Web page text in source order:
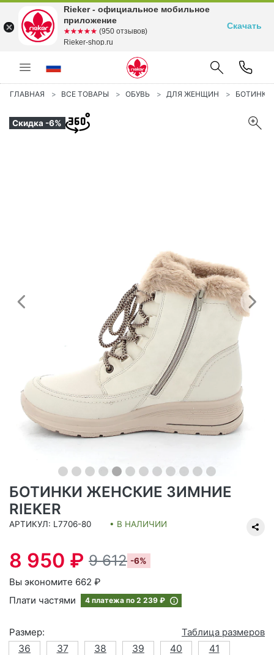
ГЛАВНАЯ ВСЕ ТОВАРЫ ОБУВЬ ДЛЯ ЖЕНЩИН БОТИНКИ
Скидка -6%
Предыдущий
БОТИНКИ ЖЕНСКИЕ ЗИМНИЕ
RIEKER
АРТИКУЛ: L7706-80 • В НАЛИЧИИ
8 950 ₽ 9 612 -6%
Вы экономите 662 ₽
Плати частями
4 платежа по 2 239 ₽
Размер:
Таблица размеров
36
37 38 39 40 41
Rieker - официальное мобильное
приложение
☆☆☆☆☆
★★★★★ (950 отзывов)
Rieker-shop.ru
Скачать